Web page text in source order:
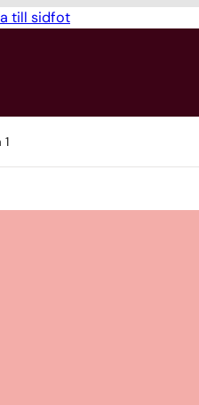
till sidfot